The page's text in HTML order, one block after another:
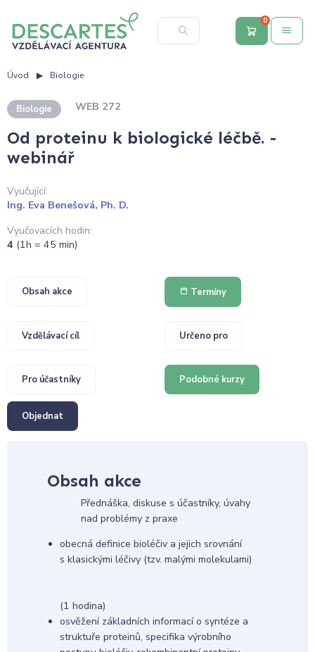
0
Úvod Biologie
Biologie WEB 272
Od proteinu k biologické léčbě. -
webinář
Vyučující:
Ing. Eva Benešová, Ph. D.
Vyučovacích hodin:
4 (1h = 45 min)
Obsah akce Termíny
Vzdělávací cíl Určeno pro
Pro účastníky Podobné kurzy
Objednat
Obsah akce
Přednáška, diskuse s účastníky, úvahy
nad problémy z praxe
obecná definice bioléčiv a jejich srovnání
s klasickými léčivy (tzv. malými molekulami)
(1 hodina)
osvěžení základních informací o syntéze a
struktuře proteinů, specifika výrobního